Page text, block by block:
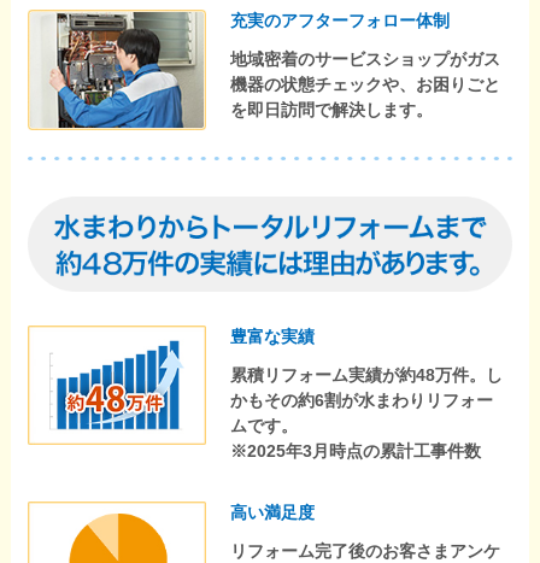
充実のアフターフォロー体制
地域密着のサービスショップがガス
機器の状態チェックや、お困りごと
を即日訪問で解決します。
豊富な実績
累積リフォーム実績が約48万件。し
かもその約6割が水まわりリフォー
ムです。
※2025年3月時点の累計工事件数
高い満足度
リフォーム完了後のお客さまアンケ